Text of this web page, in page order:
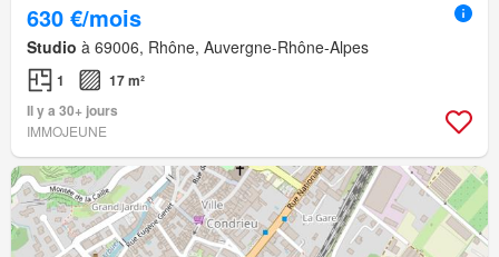
630 €/mois
Studio à 69006, Rhône, Auvergne-Rhône-Alpes
1
17 m²
Il y a 30+ jours
IMMOJEUNE